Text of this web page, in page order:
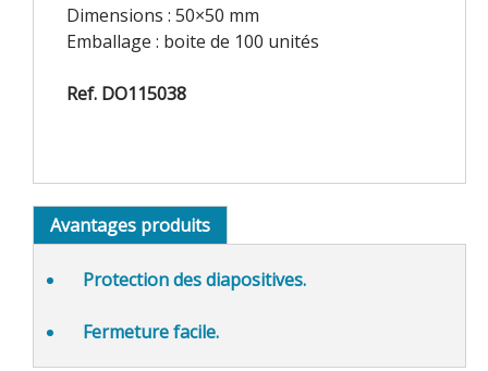
Dimensions : 50×50 mm
Emballage : boite de 100 unités
Ref. DO115038
Avantages produits
Protection des diapositives.
Fermeture facile.